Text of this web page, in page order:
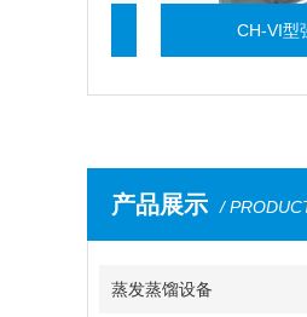
CH-VI型强制式搅
产品展示 /
蒸发蒸馏设备